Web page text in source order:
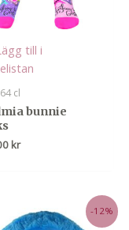
till i
cl
bunnie
kr
-12%